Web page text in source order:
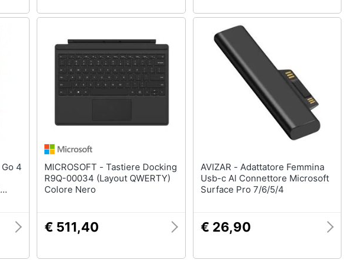
MICROSOFT - Tastiere Docking
R9Q-00034 (Layout QWERTY)
Colore Nero
€ 511,40
AVIZAR - Adattatore Femmina
Usb-c Al Connettore Microsoft
Surface Pro 7/6/5/4
€ 26,90